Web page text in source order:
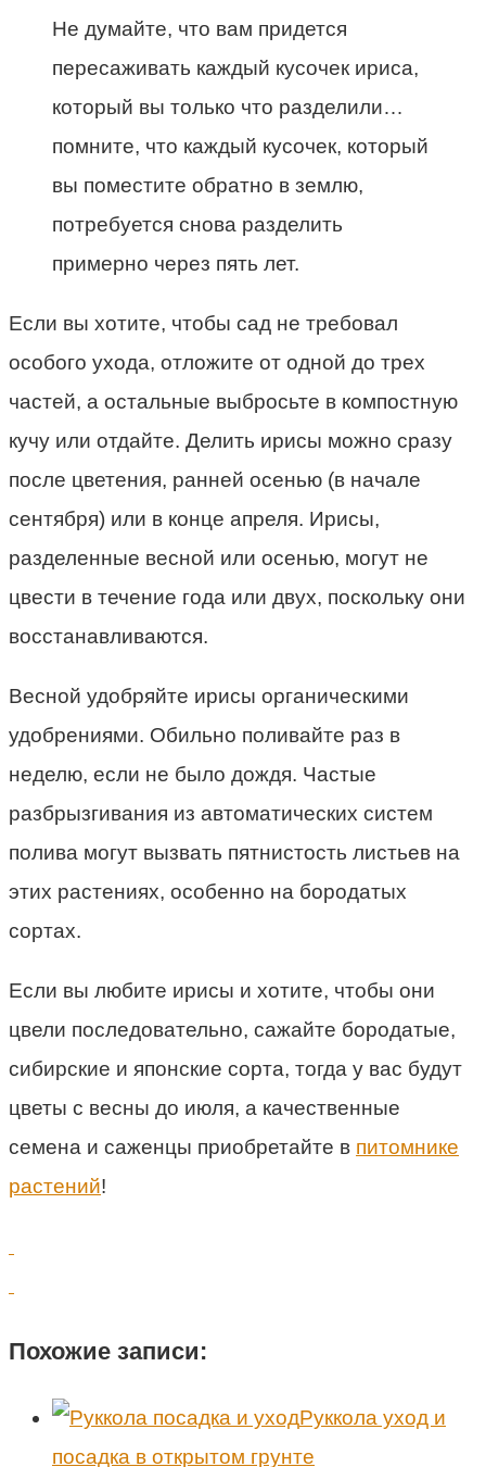
Не думайте, что вам придется
пересаживать каждый кусочек ириса,
который вы только что разделили…
помните, что каждый кусочек, который
вы поместите обратно в землю,
потребуется снова разделить
примерно через пять лет.
Если вы хотите, чтобы сад не требовал
особого ухода, отложите от одной до трех
частей, а остальные выбросьте в компостную
кучу или отдайте. Делить ирисы можно сразу
после цветения, ранней осенью (в начале
сентября) или в конце апреля. Ирисы,
разделенные весной или осенью, могут не
цвести в течение года или двух, поскольку они
восстанавливаются.
Весной удобряйте ирисы органическими
удобрениями. Обильно поливайте раз в
неделю, если не было дождя. Частые
разбрызгивания из автоматических систем
полива могут вызвать пятнистость листьев на
этих растениях, особенно на бородатых
сортах.
Если вы любите ирисы и хотите, чтобы они
цвели последовательно, сажайте бородатые,
сибирские и японские сорта, тогда у вас будут
цветы с весны до июля, а качественные
семена и саженцы приобретайте в питомнике
растений!
Похожие записи:
Руккола уход и
посадка в открытом грунте